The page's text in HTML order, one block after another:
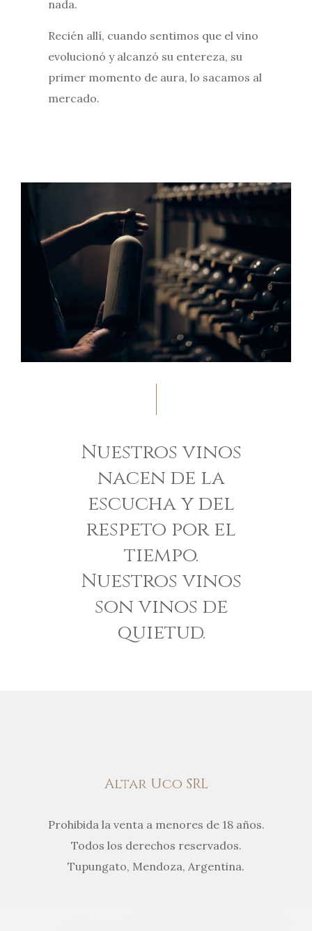
nada.
Recién allí, cuando sentimos que el vino
evolucionó y alcanzó su entereza, su
primer momento de aura, lo sacamos al
mercado.
Nuestros vinos
nacen de la
escucha y del
respeto por el
tiempo.
Nuestros vinos
son vinos de
quietud.
Altar Uco SRL
Prohibida la venta a menores de 18 años.
Todos los derechos reservados.
Tupungato, Mendoza, Argentina.